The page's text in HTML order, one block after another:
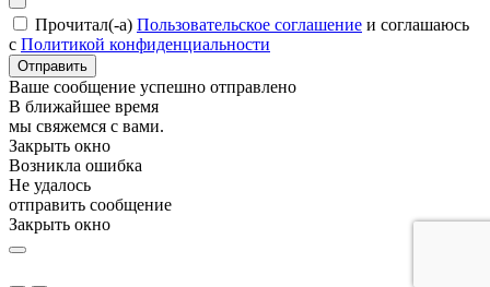
Прочитал(-а) Пользовательское соглашение и соглашаюсь
с Политикой конфиденциальности
Отправить
Ваше сообщение успешно отправлено
В ближайшее время
мы свяжемся с вами.
Закрыть окно
Возникла ошибка
Не удалось
отправить сообщение
Закрыть окно